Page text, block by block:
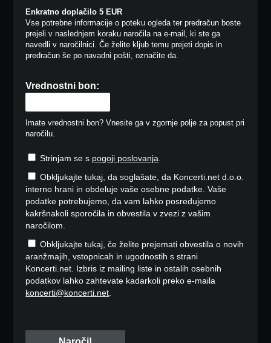
Enkratno doplačilo 5 EUR
Vse potrebne informacije o poteku ogleda ter predračun boste
prejeli v naslednjem koraku naročila na e-mail, ki ste ga
navedli v naročilnici. Če želite kljub temu prejeti dopis in
predračun še po navadni pošti, označite da.
Vrednostni bon:
Imate vrednostni bon? Vnesite ga v zgornje polje za popust pri
naročilu.
Strinjam se s pogoji poslovanja.
Obkljukajte tukaj, da soglašate, da Koncerti.net d.o.o.
interno hrani in obdeluje vaše osebne podatke. Vaše
podatke potrebujemo, da vam lahko posredujemo
kakršnakoli sporočila in obvestila v zvezi z vašim
naročilom.
Obkljukajte tukaj, če želite prejemati obvestila o novih
aranžmajih, vstopnicah in ugodnostih s strani
Koncerti.net. Izbris iz mailing liste in ostalih osebnih
podatkov lahko zahtevate kadarkoli preko e-maila
koncerti@koncerti.net.